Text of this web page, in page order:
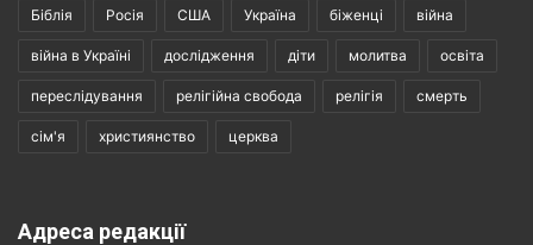
Біблія Росія США Україна біженці війна
війна в Україні дослідження діти молитва освіта
переслідування релігійна свобода релігія смерть
сім'я християнство церква
Адреса редакції